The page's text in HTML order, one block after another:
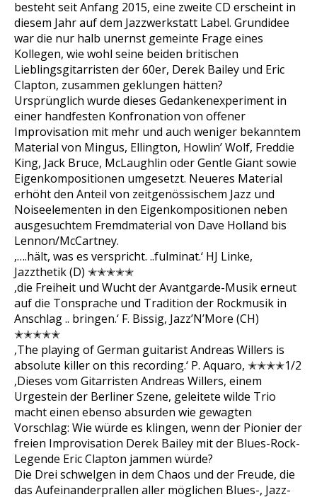
besteht seit Anfang 2015, eine zweite CD erscheint in
diesem Jahr auf dem Jazzwerkstatt Label. Grundidee
war die nur halb unernst gemeinte Frage eines
Kollegen, wie wohl seine beiden britischen
Lieblingsgitarristen der 60er, Derek Bailey und Eric
Clapton, zusammen geklungen hätten?
Ursprünglich wurde dieses Gedankenexperiment in
einer handfesten Konfronation von offener
Improvisation mit mehr und auch weniger bekanntem
Material von Mingus, Ellington, Howlin’ Wolf, Freddie
King, Jack Bruce, McLaughlin oder Gentle Giant sowie
Eigenkompositionen umgesetzt. Neueres Material
erhöht den Anteil von zeitgenössischem Jazz und
Noiseelementen in den Eigenkompositionen neben
ausgesuchtem Fremdmaterial von Dave Holland bis
Lennon/McCartney.
‚….hält, was es verspricht. ..fulminat.‘ HJ Linke,
Jazzthetik (D) ✭✭✭✭✭
‚die Freiheit und Wucht der Avantgarde-Musik erneut
auf die Tonsprache und Tradition der Rockmusik in
Anschlag .. bringen.‘ F. Bissig, Jazz’N’More (CH)
✭✭✭✭✭
‚The playing of German guitarist Andreas Willers is
absolute killer on this recording.‘ P. Aquaro, ✭✭✭✭1/2
‚Dieses vom Gitarristen Andreas Willers, einem
Urgestein der Berliner Szene, geleitete wilde Trio
macht einen ebenso absurden wie gewagten
Vorschlag: Wie würde es klingen, wenn der Pionier der
freien Improvisation Derek Bailey mit der Blues-Rock-
Legende Eric Clapton jammen würde?
Die Drei schwelgen in dem Chaos und der Freude, die
das Aufeinanderprallen aller möglichen Blues-, Jazz-